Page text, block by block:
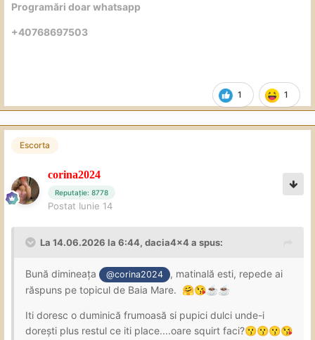
1 1
Programări doar whatsapp
+40768697503
Escorta
corina2024
Reputație: 8778
Postat Iunie 14
La 14.06.2026 la 6:44, dacia4x4a spus:
Bună dimineața @corina2024
, matinală esti, repede ai
răspuns pe topicul de Baia Mare. 🤗😘☕☕
Iti doresc o duminică frumoasă si pupici dulci unde-i
dorești plus restul ce iti place....oare squirt faci?😗😗😗😘